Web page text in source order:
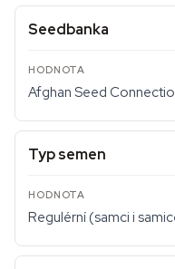
Seedbanka
Afghan Seed
Typ semen
Regulérní (samci i